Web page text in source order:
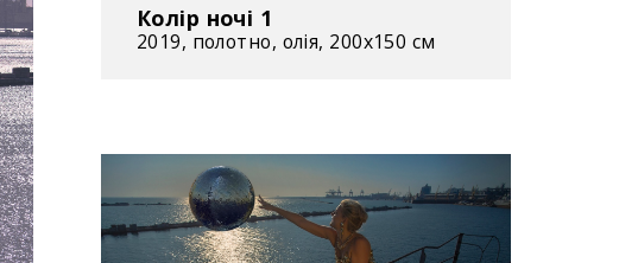
Колір ночі 1
2019, полотно, олія, 200x150 см